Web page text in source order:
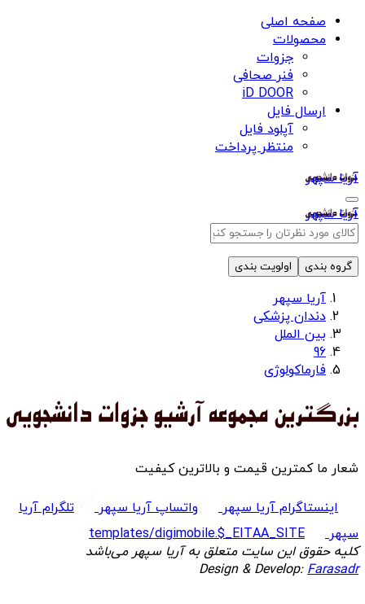
صفحه اصلی
محصولات
جزوات
فنر صحافی
iD DOOR
ارسال فایل
آپلود فایل
منتظر پرداخت
آریا سپهر
آریا سپهر
گروه بندی اولویت بندی
آریا سپهر
دندان پزشکی
بین الملل
96
فارماکولوژی
شعار ما کمترین قیمت و بالاترین کیفیت
اینستاگرام آریا سپهر واتساپ آریا سپهر
تلگرام آریا
سپهر
templates/digimobile.$_EITAA_SITE
کلیه حقوق این سایت متعلق به آریا سپهر می‌باشد
Design & Develop:Farasadr